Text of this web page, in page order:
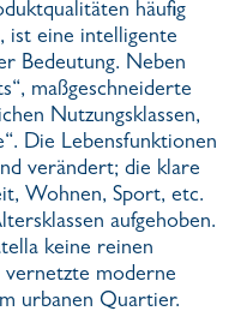
häufig
ist eine intelligente
Bedeutung. Neben
maßgeschneiderte
Nutzungsklassen,
Die Lebensfunktionen
verändert; die klare
Wohnen, Sport, etc.
aufgehoben.
keine reinen
moderne
urbanen Quartier.